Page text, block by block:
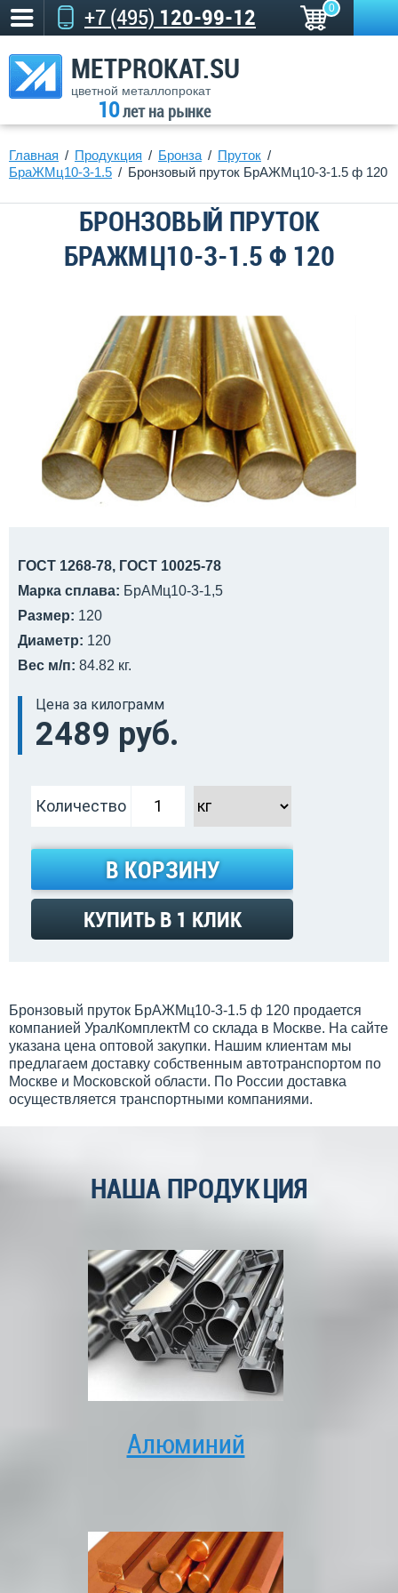
+7 (495) 120-99-12 0
METPROKAT.SU
цветной металлопрокат
10лет на рынке
Главная Продукция Бронза
Пруток
БраЖМц10-3-1.5
Бронзовый пруток БрАЖМц10-3-1.5 ф 120
БРОНЗОВЫЙ ПРУТОК
БРАЖМЦ10-3-1.5 Ф 120
ГОСТ 1268-78, ГОСТ 10025-78
Марка сплава: БрАМц10-3-1,5
Размер: 120
Диаметр: 120
Вес м/п: 84.82 кг.
Цена за килограмм
2489 руб.
Количество
В КОРЗИНУ
КУПИТЬ В 1 КЛИК
Бронзовый пруток БрАЖМц10-3-1.5 ф 120 продается
компанией УралКомплектМ со склада в Москве. На сайте
указана цена оптовой закупки. Нашим клиентам мы
предлагаем доставку собственным автотранспортом по
Москве и Московской области. По России доставка
осуществляется транспортными компаниями.
НАША ПРОДУКЦИЯ
Алюминий